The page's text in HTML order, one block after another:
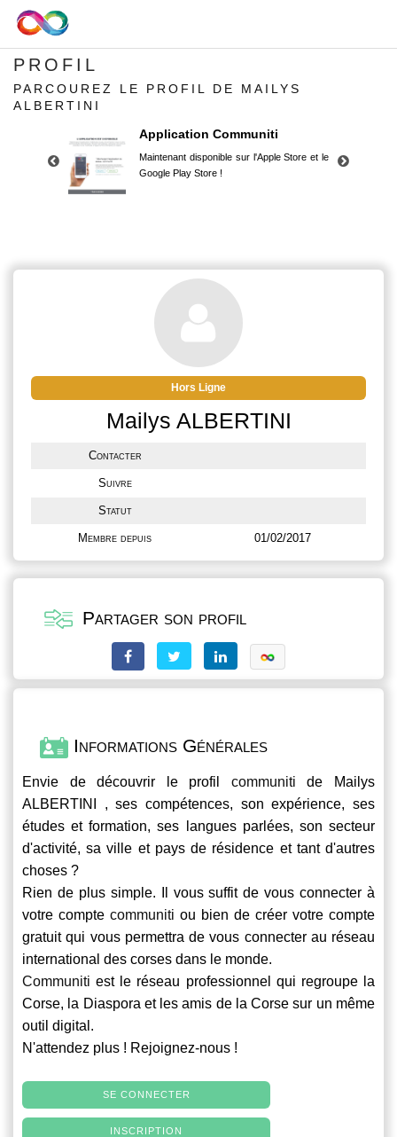
PROFIL
PARCOUREZ LE PROFIL DE MAILYS
ALBERTINI
Application Communiti
Maintenant disponible sur l'Apple Store et le
Google Play Store !
Google Play Store !
Hors Ligne
Mailys ALBERTINI
Contacter
Suivre
Statut
Membre depuis 01/02/2017
Partager son profil
Informations Générales
Envie de découvrir le profil communiti de Mailys
ALBERTINI , ses compétences, son expérience, ses
études et formation, ses langues parlées, son secteur
d'activité, sa ville et pays de résidence et tant d'autres
choses ?
Rien de plus simple. Il vous suffit de vous connecter à
votre compte communiti ou bien de créer votre compte
gratuit qui vous permettra de vous connecter au réseau
international des corses dans le monde.
Communiti est le réseau professionnel qui regroupe la
Corse, la Diaspora et les amis de la Corse sur un même
outil digital.
N'attendez plus ! Rejoignez-nous !
SE CONNECTER
INSCRIPTION